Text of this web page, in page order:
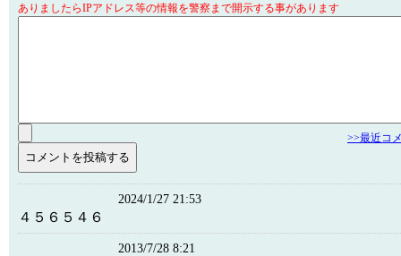
ありましたらIPアドレス等の情報を警察まで開示する事があります
>>最近コ
2024/1/27 21:53
４５６５４６
2013/7/28 8:21